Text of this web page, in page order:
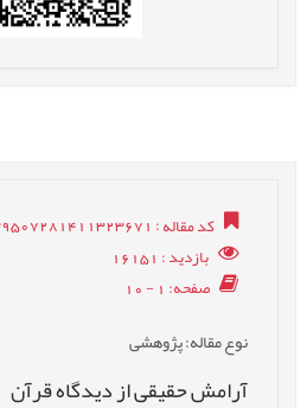
کد مقاله: 139507281411323671
بازدید: 16151
صفحه: 1 - 10
نوع مقاله: پژوهشی
آرامش حقیقی از دیدگاه قرآن